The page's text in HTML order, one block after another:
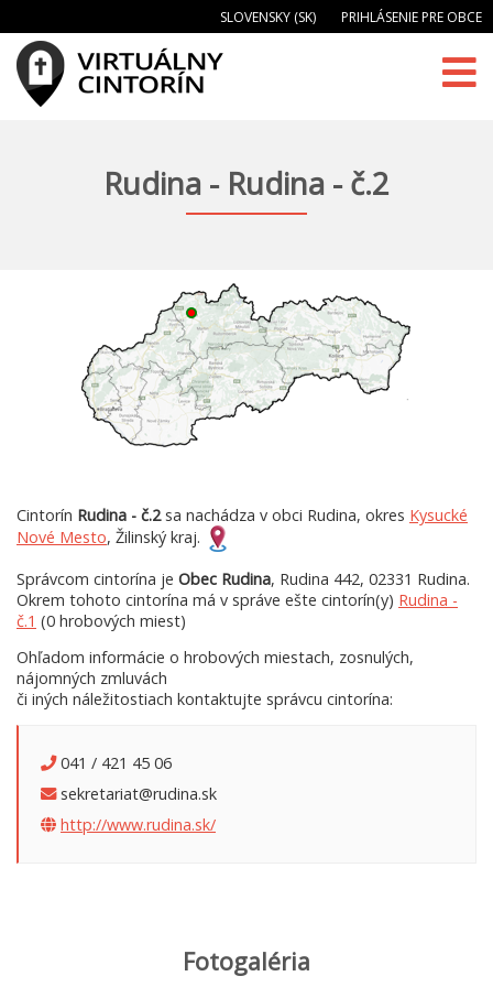
SLOVENSKY (SK) PRIHLÁSENIE PRE OBCE
Rudina - Rudina - č.2
Cintorín Rudina - č.2sa nachádza v obci Rudina, okres Kysucké
Nové Mesto, Žilinský kraj.
Správcom cintorína je Obec Rudina, Rudina 442, 02331 Rudina.
Okrem tohoto cintorína má v správe ešte cintorín(y) Rudina -
č.1 (0 hrobových miest)
Ohľadom informácie o hrobových miestach, zosnulých,
nájomných zmluvách
či iných náležitostiach kontaktujte správcu cintorína:
041 / 421 45 06
sekretariat@rudina.sk
http://www.rudina.sk/
Fotogaléria